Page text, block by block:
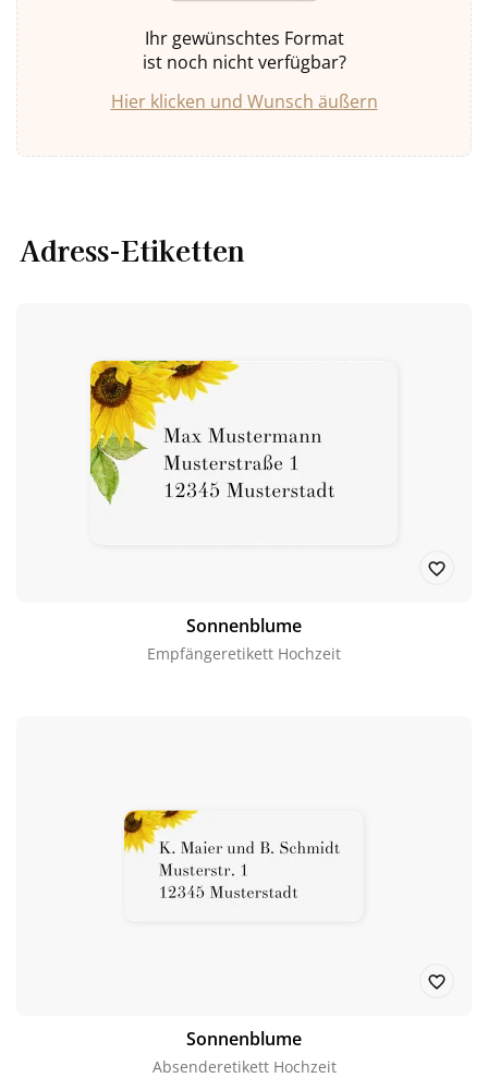
Ihr gewünschtes Format
ist noch nicht verfügbar?
Hier klicken und Wunsch äußern
Adress-Etiketten
Sonnenblume
Empfängeretikett Hochzeit
Sonnenblume
Absenderetikett Hochzeit